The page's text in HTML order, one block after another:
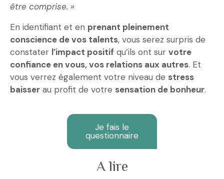
être comprise. »
En identifiant et en prenant pleinement
conscience de vos talents, vous serez surpris de
constater l’impact positif qu’ils ont sur votre
confiance en vous, vos relations aux autres. Et
vous verrez également votre niveau de stress
baisser au profit de votre sensation de bonheur.
Je fais le
questionnaire
A lire